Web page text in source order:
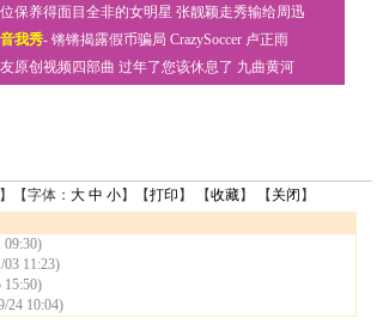
保养得面目全非的女明星 张靓颖走秀输给周迅
我秀- 锵锵揭露假币骗局 CrazySoccer 卢正雨
原创视频四部曲 过年了您该休息了 九曲黄河
】【字体： 大 中 小】【打印 】 【收藏】 【 关闭 】
09:30)
03 11:23)
15:50)
24 10:04)